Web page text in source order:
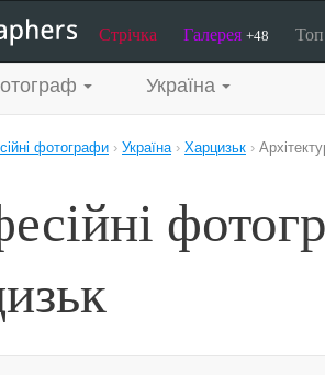
Стрічка Галерея +48
Україна
фотографи › Україна› Харцизьк ›